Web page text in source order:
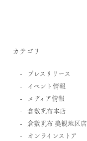
カテゴリ
プレスリリース
イベント情報
メディア情報
倉敷帆布本店
倉敷帆布 美観地区店
オンラインストア